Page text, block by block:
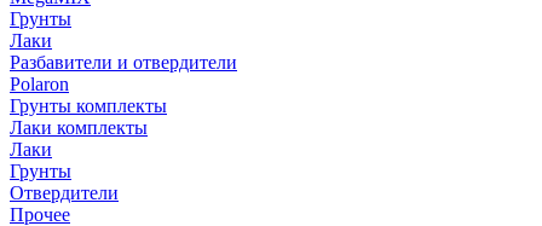
Грунты
Лаки
Разбавители и отвердители
Polaron
Грунты комплекты
Лаки комплекты
Лаки
Грунты
Отвердители
Прочее